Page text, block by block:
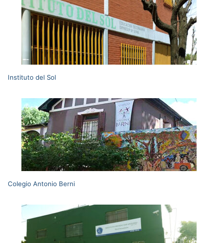
Instituto del Sol
Colegio Antonio Berni